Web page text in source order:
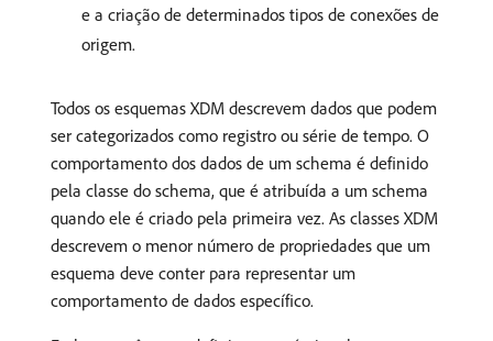
e a criação de determinados tipos de conexões de
origem.
Todos os esquemas XDM descrevem dados que podem
ser categorizados como registro ou série de tempo. O
comportamento dos dados de um schema é definido
pela classe do schema, que é atribuída a um schema
quando ele é criado pela primeira vez. As classes XDM
descrevem o menor número de propriedades que um
esquema deve conter para representar um
comportamento de dados específico.